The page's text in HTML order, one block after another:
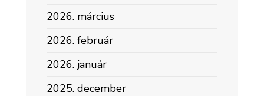
2026. március
2026. február
2026. január
2025. december